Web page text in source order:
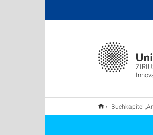
Buchkapitel „Arbeit in der „Post-Corona“-Zeit und Folgen für das